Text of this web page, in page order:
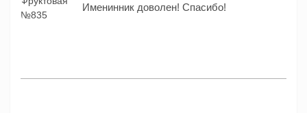
Именинник доволен! Спасибо!